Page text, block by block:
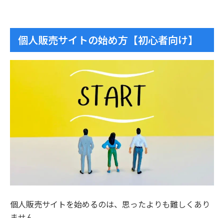
個人販売サイトの始め方【初心者向け】
個人販売サイトを始めるのは、思ったよりも難しくあり